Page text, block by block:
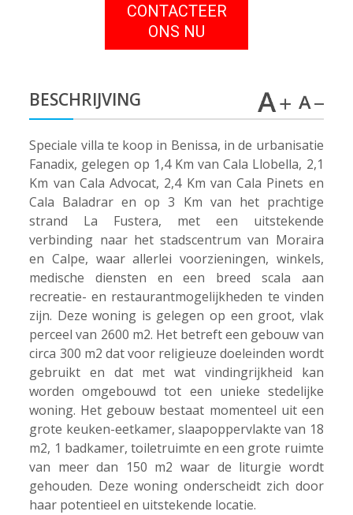
CONTACTEER
ONS NU
BESCHRIJVING
Speciale villa te koop in Benissa, in de urbanisatie
Fanadix, gelegen op 1,4 Km van Cala Llobella, 2,1
Km van Cala Advocat, 2,4 Km van Cala Pinets en
Cala Baladrar en op 3 Km van het prachtige
strand La Fustera, met een uitstekende
verbinding naar het stadscentrum van Moraira
en Calpe, waar allerlei voorzieningen, winkels,
medische diensten en een breed scala aan
recreatie- en restaurantmogelijkheden te vinden
zijn. Deze woning is gelegen op een groot, vlak
perceel van 2600 m2. Het betreft een gebouw van
circa 300 m2 dat voor religieuze doeleinden wordt
gebruikt en dat met wat vindingrijkheid kan
worden omgebouwd tot een unieke stedelijke
woning. Het gebouw bestaat momenteel uit een
grote keuken-eetkamer, slaapoppervlakte van 18
m2, 1 badkamer, toiletruimte en een grote ruimte
van meer dan 150 m2 waar de liturgie wordt
gehouden. Deze woning onderscheidt zich door
haar potentieel en uitstekende locatie.